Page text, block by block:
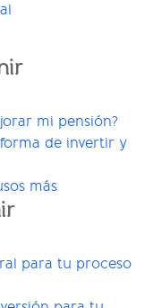
mi pensión?
de invertir y
más
para tu proceso